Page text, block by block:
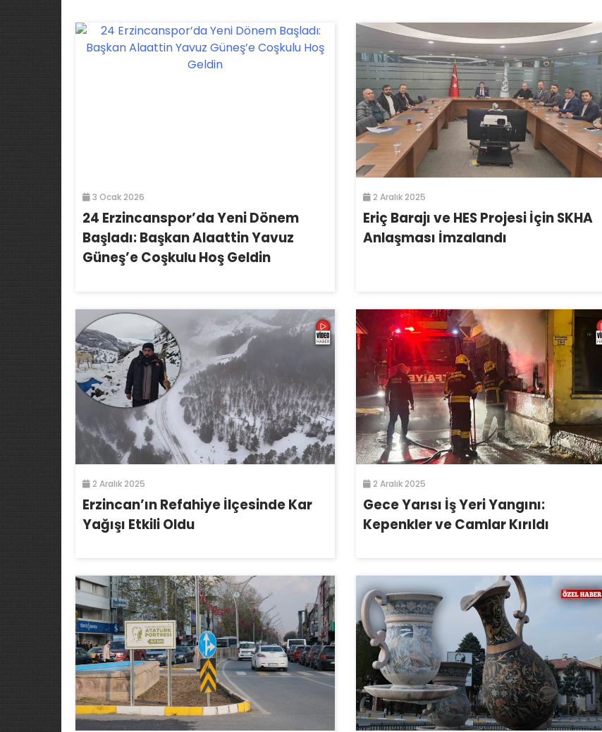
3 Ocak 2026
24 Erzincanspor’da Yeni Dönem
Başladı: Başkan Alaattin Yavuz
Güneş’e Coşkulu Hoş Geldin
2 Aralık 2025
Eriç Barajı ve HES Projesi İçin SKHA
Anlaşması İmzalandı
2 Aralık 2025
Erzincan’ın Refahiye İlçesinde Kar
Yağışı Etkili Oldu
2 Aralık 2025
Gece Yarısı İş Yeri Yangını:
Kepenkler ve Camlar Kırıldı